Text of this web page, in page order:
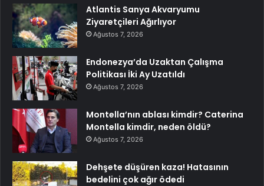
Atlantis Sanya Akvaryumu
Ziyaretçileri Ağırlıyor
Ağustos 7, 2026
Endonezya’da Uzaktan Çalışma
Politikası İki Ay Uzatıldı
Ağustos 7, 2026
Montella’nın ablası kimdir? Caterina
Montella kimdir, neden öldü?
Ağustos 7, 2026
Dehşete düşüren kaza! Hatasının
bedelini çok ağır ödedi